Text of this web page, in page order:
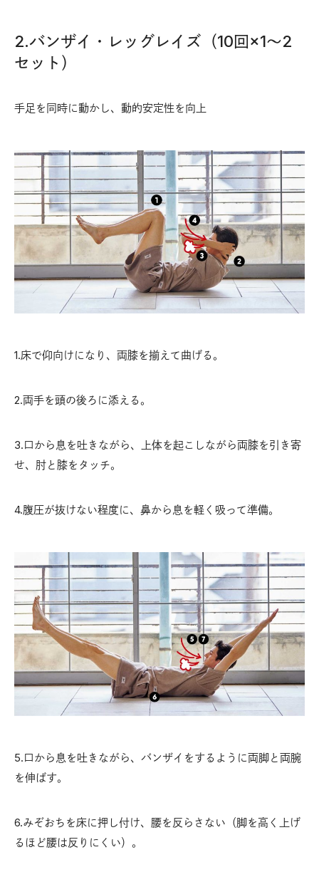
2.バンザイ・レッグレイズ（10回×1〜2
セット）
手足を同時に動かし、動的安定性を向上
1.床で仰向けになり、両膝を揃えて曲げる。
2.両手を頭の後ろに添える。
3.口から息を吐きながら、上体を起こしながら両膝を引き寄
せ、肘と膝をタッチ。
4.腹圧が抜けない程度に、鼻から息を軽く吸って準備。
5.口から息を吐きながら、バンザイをするように両脚と両腕
を伸ばす。
6.みぞおちを床に押し付け、腰を反らさない（脚を高く上げ
るほど腰は反りにくい）。